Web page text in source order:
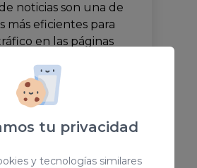
tu privacidad
y tecnologías similares
noticias son una de
más eficientes para
en las páginas
y servicios.
redacción de este
a nuestro
garantía de éxito. Son
coorporativo